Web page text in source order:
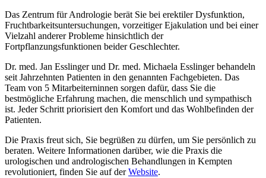
Das Zentrum für Andrologie berät Sie bei erektiler Dysfunktion,
Fruchtbarkeitsuntersuchungen, vorzeitiger Ejakulation und bei einer
Vielzahl anderer Probleme hinsichtlich der
Fortpflanzungsfunktionen beider Geschlechter.
Dr. med. Jan Esslinger und Dr. med. Michaela Esslinger behandeln
seit Jahrzehnten Patienten in den genannten Fachgebieten. Das
Team von 5 Mitarbeiterninnen sorgen dafür, dass Sie die
bestmögliche Erfahrung machen, die menschlich und sympathisch
ist. Jeder Schritt priorisiert den Komfort und das Wohlbefinden der
Patienten.
Die Praxis freut sich, Sie begrüßen zu dürfen, um Sie persönlich zu
beraten. Weitere Informationen darüber, wie die Praxis die
urologischen und andrologischen Behandlungen in Kempten
revolutioniert, finden Sie auf derWebsite.